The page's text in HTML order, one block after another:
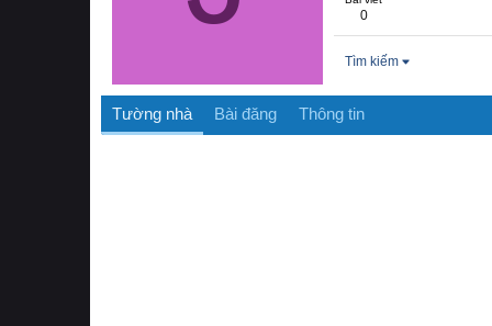
0
Tìm kiếm
Tường nhà Bài đăng Thông tin